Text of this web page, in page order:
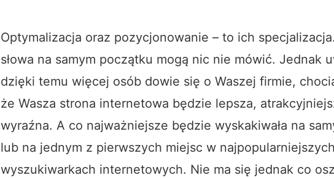
Optymalizacja oraz pozycjonowanie – to ich
słowa na samym początku mogą nic nie mówić. Jednak
dzięki temu więcej osób dowie się o Waszej firmie,
że Wasza strona internetowa będzie lepsza,
wyraźna. A co najważniejsze będzie wyskakiwała na
lub na jednym z pierwszych miejsc w najpopularniejszych
wyszukiwarkach internetowych. Nie ma się jednak co